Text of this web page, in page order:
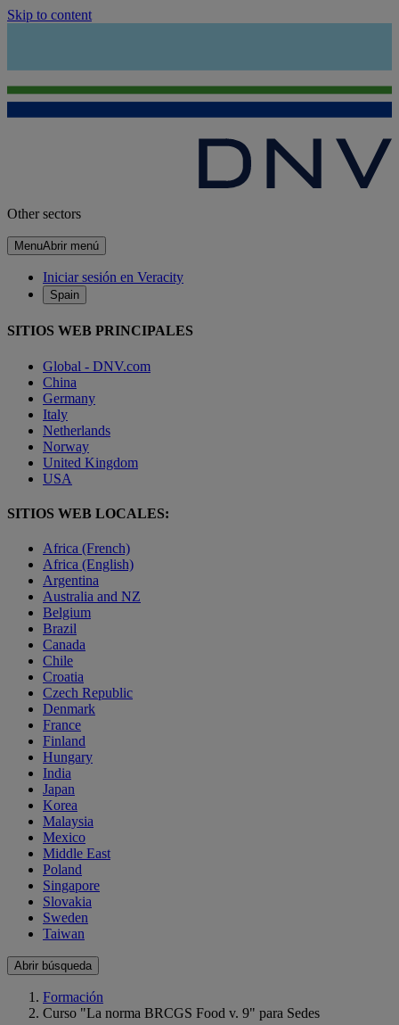
Skip to content
Other sectors
MenuAbrir menú
Iniciar sesión en Veracity
Spain
SITIOS WEB PRINCIPALES
Global - DNV.com
China
Germany
Italy
Netherlands
Norway
United Kingdom
USA
SITIOS WEB LOCALES:
Africa (French)
Africa (English)
Argentina
Australia and NZ
Belgium
Brazil
Canada
Chile
Croatia
Czech Republic
Denmark
France
Finland
Hungary
India
Japan
Korea
Malaysia
Mexico
Middle East
Poland
Singapore
Slovakia
Sweden
Taiwan
Abrir búsqueda
Formación
Curso "La norma BRCGS Food v. 9" para Sedes